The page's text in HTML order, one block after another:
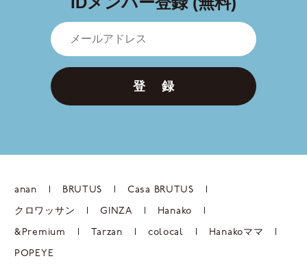
登 録
anan BRUTUS Casa BRUTUS
クロワッサン GINZA Hanako
&Premium Tarzan colocal Hanakoママ
POPEYE